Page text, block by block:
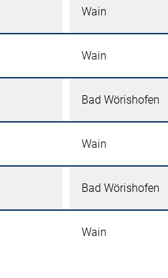
Wain
Wain
Bad Wörishofen
Wain
Bad Wörishofen
Wain